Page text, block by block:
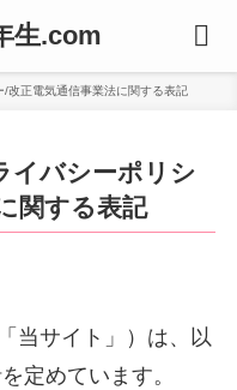
生.com
改正電気通信事業法に関する表記
イバシーポリシ
関する表記
当サイト」）は、以
定めています。